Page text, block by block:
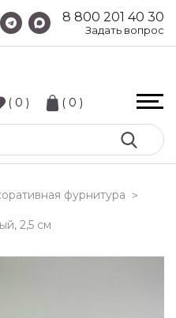
8 800 201 40 30
Задать вопрос
( 0 ) ( 0 )
фурнитура >
2,5 см